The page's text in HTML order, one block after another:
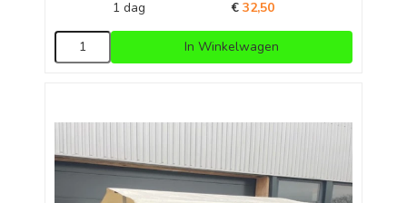
1 dag € 32,50
In Winkelwagen